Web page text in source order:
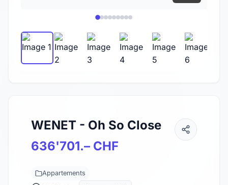
WENET - Oh So Close
636'701.– CHF
Appartements